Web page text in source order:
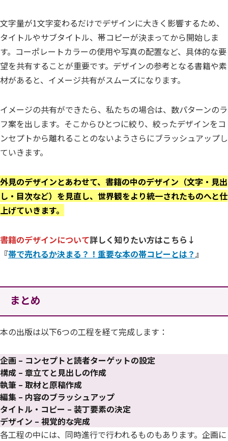
文字量が1文字変わるだけでデザインに大きく影響するため、
タイトルやサブタイトル、帯コピーが決まってから開始しま
す。コーポレートカラーの使用や写真の配置など、具体的な要
望を共有することが重要です。デザインの参考となる書籍や素
材があると、イメージ共有がスムーズになります。
イメージの共有ができたら、私たちの場合は、数パターンのラ
フ案を出します。そこからひとつに絞り、絞ったデザインをコ
ンセプトから離れることのないようさらにブラッシュアップし
ていきます。
外見のデザインとあわせて、書籍の中のデザイン（文字・見出
し・目次など）を見直し、世界観をより統一されたものへと仕
上げていきます。
書籍のデザインについて詳しく知りたい方はこちら↓
『帯で売れるか決まる？！重要な本の帯コピーとは？』
まとめ
本の出版は以下6つの工程を経て完成します：
企画 – コンセプトと読者ターゲットの設定
構成 – 章立てと見出しの作成
執筆 – 取材と原稿作成
編集 – 内容のブラッシュアップ
タイトル・コピー – 装丁要素の決定
デザイン – 視覚的な完成
各工程の中には、同時進行で行われるものもあります。企画に